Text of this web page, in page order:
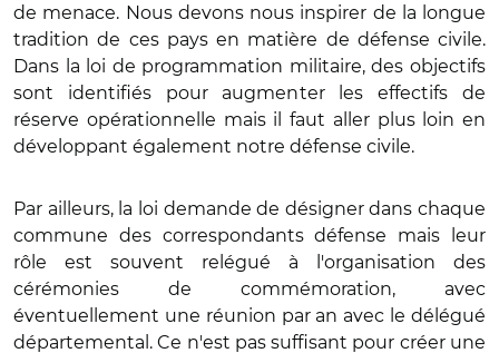
de menace. Nous devons nous inspirer de la longue
tradition de ces pays en matière de défense civile.
Dans la loi de programmation militaire, des objectifs
sont identifiés pour augmenter les effectifs de
réserve opérationnelle mais il faut aller plus loin en
développant également notre défense civile.
Par ailleurs, la loi demande de désigner dans chaque
commune des correspondants défense mais leur
rôle est souvent relégué à l'organisation des
cérémonies de commémoration, avec
éventuellement une réunion par an avec le délégué
départemental. Ce n'est pas suffisant pour créer une